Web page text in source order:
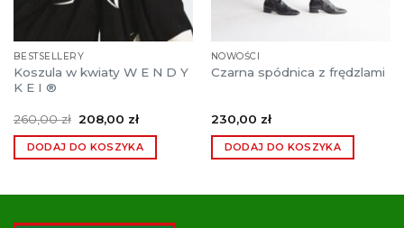
BESTSELLERY
Koszula w kwiaty W E N D Y
K E I ®
260,00zł Pierwotna
cena
wynosiła:
260,00 zł.
208,00 złAktualna
wynosi:
208,00 zł.
DODAJ DO KOSZYKA
NOWOŚCI
Czarna spódnica z frędzlami
230,00 zł
DODAJ DO KOSZYKA